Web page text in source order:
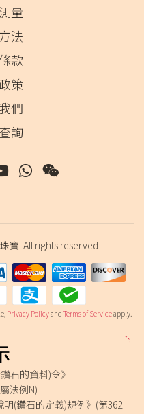
量
法
款
策
們
詢
寶. All rights reserved
Privacy Policyand Terms of Serviceapply.
石的資料)令》
法例N)
(鑽石的定義)規例》(第362